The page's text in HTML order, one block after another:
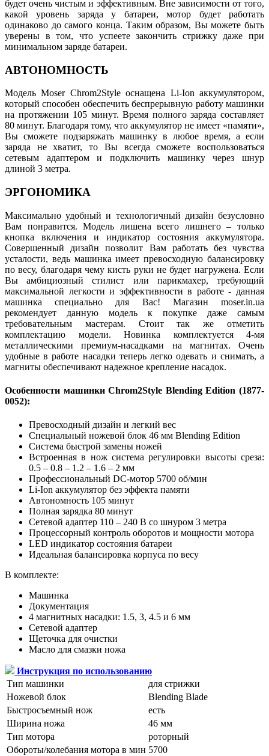
будет очень чистым и эффективным. Вне зависимости от того,
какой уровень заряда у батареи, мотор будет работать
одинаково до самого конца. Таким образом, Вы можете быть
уверены в том, что успеете закончить стрижку даже при
минимальном заряде батареи.
АВТОНОМНОСТЬ
Модель Moser Chrom2Style оснащена Li-Ion аккумулятором,
который способен обеспечить беспрерывную работу машинки
на протяжении 105 минут. Время полного заряда составляет
80 минут. Благодаря тому, что аккумулятор не имеет «памяти»,
Вы сможете подзаряжать машинку в любое время, а если
заряда не хватит, то Вы всегда сможете воспользоваться
сетевым адаптером и подключить машинку через шнур
длиной 3 метра.
ЭРГОНОМИКА
Максимально удобный и технологичный дизайн безусловно
Вам понравится. Модель лишена всего лишнего – только
кнопка включения и индикатор состояния аккумулятора.
Совершенный дизайн позволит Вам работать без чувства
усталости, ведь машинка имеет превосходную балансировку
по весу, благодаря чему кисть руки не будет нагружена. Если
Вы амбициозный стилист или парикмахер, требующий
максимальной легкости и эффективности в работе - данная
машинка специально для Вас! Магазин moser.in.ua
рекомендует данную модель к покупке даже самым
требовательным мастерам. Стоит так же отметить
комплектацию модели. Новинка комплектуется 4-мя
металлическими премиум-насадками на магнитах. Очень
удобные в работе насадки теперь легко одевать и снимать, а
магниты обеспечивают надежное крепление насадок.
Особенности машинки Chrom2Style Blending Edition (1877-
0052):
Превосходный дизайн и легкий вес
Специальный ножевой блок 46 мм Blending Edition
Система быстрой замены ножей
Встроенная в нож система регулировки высоты среза:
0.5 – 0.8 – 1.2 – 1.6 – 2 мм
Профессиональный DC-мотор 5700 об/мин
Li-Ion аккумулятор без эффекта памяти
Автономность 105 минут
Полная зарядка 80 минут
Сетевой адаптер 110 – 240 В со шнуром 3 метра
Процессорный контроль оборотов и мощности мотора
LED индикатор состояния батареи
Идеальная балансировка корпуса по весу
В комплекте:
Машинка
Документация
4 магнитных насадки: 1.5, 3, 4.5 и 6 мм
Сетевой адаптер
Щеточка для очистки
Масло для смазки ножа
Инструкция по использованию
Тип машинки
для стрижки
Ножевой блок
Blending Blade
Быстросъемный нож
есть
Ширина ножа
46 мм
Тип мотора
роторный
Обороты/колебания мотора в мин 5700